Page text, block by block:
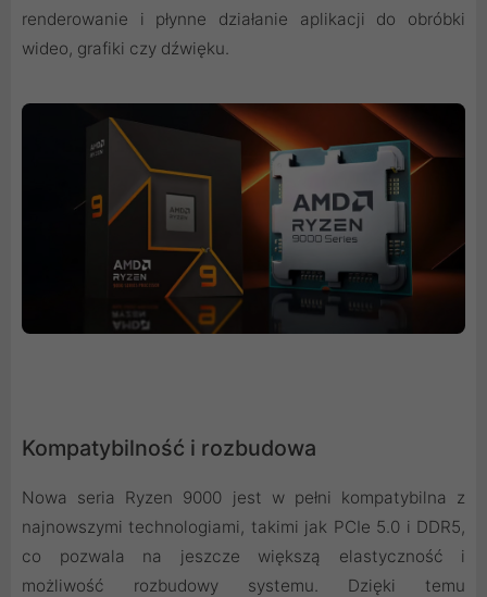
renderowanie i płynne działanie aplikacji do obróbki
wideo, grafiki czy dźwięku.
Kompatybilność i rozbudowa
Nowa seria Ryzen 9000 jest w pełni kompatybilna z
najnowszymi technologiami, takimi jak PCIe 5.0 i DDR5,
co pozwala na jeszcze większą elastyczność i
możliwość rozbudowy systemu. Dzięki temu